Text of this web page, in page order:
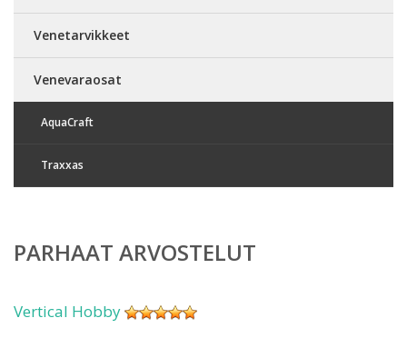
Venetarvikkeet
Venevaraosat
AquaCraft
Traxxas
PARHAAT ARVOSTELUT
Vertical Hobby